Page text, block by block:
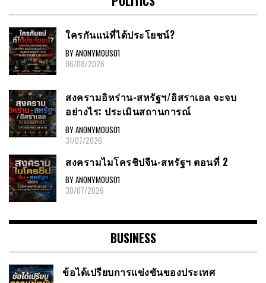
ใครกันแน่ที่ได้ประโยชน์?
BY ANONYMOUS01
06/08/2026
สงครามอิหร่าน-สหรัฐฯ/อิสราเอล จะจบ
อย่างไร: ประเมินสถานการณ์
BY ANONYMOUS01
31/07/2026
สงครามไมโครชิปจีน-สหรัฐฯ ตอนที่ 2
BY ANONYMOUS01
30/07/2026
BUSINESS
ข้อได้เปรียบการแข่งขันของประเทศ